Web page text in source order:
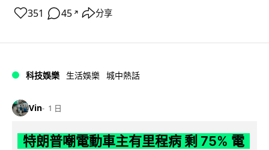
351 45 ↗ 分享
科技娛樂 生活娛樂 城中熱話
Vin 1 日
特朗普嘲電動車主有里程病 剩 75% 電